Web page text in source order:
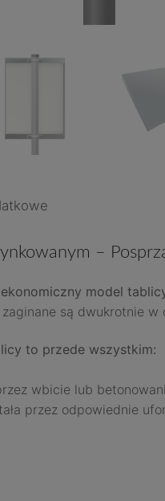
–
ekonomiczny model
są dwukrotnie
to przede wszystkim:
wbicie lub
przez odpowiednie